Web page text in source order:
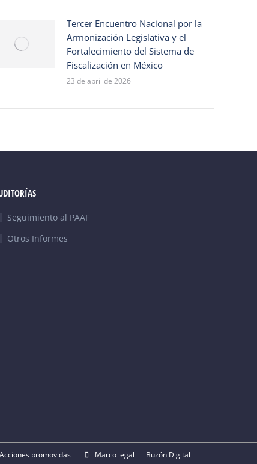
Tercer Encuentro Nacional por la
Armonización Legislativa y el
Fortalecimiento del Sistema de
Fiscalización en México
23 de abril de 2026
Seguimiento al PAAF
Otros Informes
Acciones promovidas Marco legal
Buzón Digital